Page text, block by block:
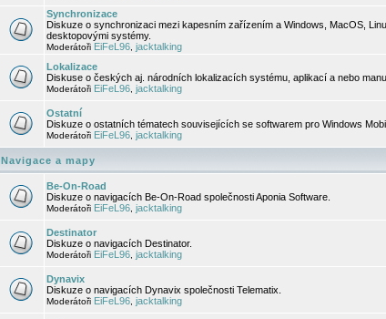
Synchronizace
Diskuze o synchronizaci mezi kapesním zařízením a Windows, MacOS,
desktopovými systémy.
Moderátoři EiFeL96 jacktalking
Lokalizace
Diskuse o českých aj. národních lokalizacích systému, aplikací a nebo
Moderátoři EiFeL96 jacktalking
Ostatní
Diskuze o ostatních tématech souvisejících se softwarem pro Windows
Moderátoři EiFeL96 jacktalking
Navigace a mapy
Be-On-Road
Diskuze o navigacích Be-On-Road společnosti Aponia Software.
Moderátoři EiFeL96 jacktalking
Destinator
Diskuze o navigacích Destinator.
Moderátoři EiFeL96 jacktalking
Dynavix
Diskuze o navigacích Dynavix společnosti Telematix.
Moderátoři EiFeL96 jacktalking